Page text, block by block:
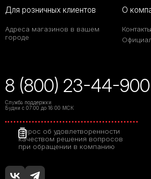
Для розничных клиентов
Адреса магазинов в вашем
городе
О
Контакты
8 (800) 23-44-900
Служба поддержки
Будни с 07:00 до 16:00 МСК
Опрос об удовлетворенности
качеством решения вопросов
при обращении в компанию